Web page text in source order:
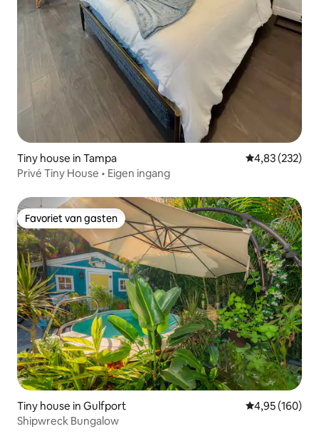
Tiny house in Tampa Gemiddelde
4,83 (232)
Privé Tiny House • Eigen ingang
Favoriet van gasten
Favoriet van gasten
Tiny house in Gulfport Gemiddelde
4,95 (160)
Shipwreck Bungalow